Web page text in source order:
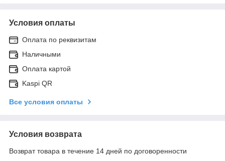
Условия оплаты
Оплата по реквизитам
Наличными
Оплата картой
Kaspi QR
Все условия оплаты
Условия возврата
Возврат товара в течение 14 дней по договоренности